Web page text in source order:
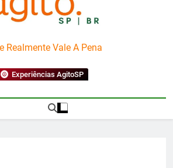
Realmente Vale A Pena
Experiências AgitoSP